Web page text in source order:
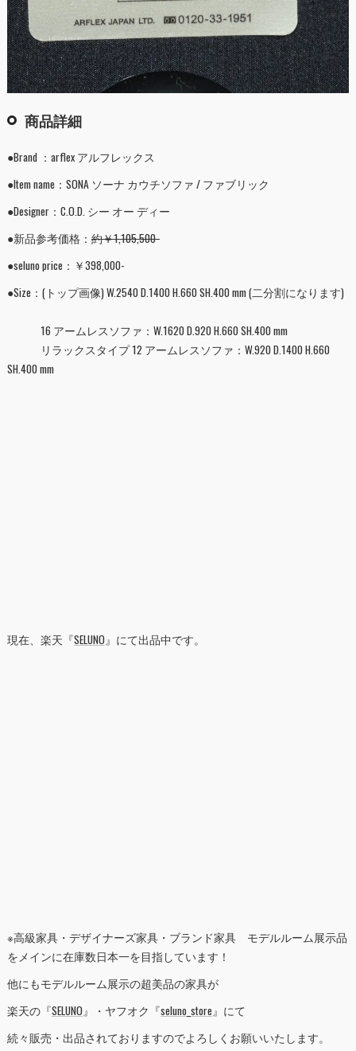
商品詳細
●Brand ：arflex アルフレックス
●Item name：SONA ソーナ カウチソファ / ファブリック
●Designer：C.O.D. シー オー ディー
●新品参考価格： 約￥1,105,500-
●seluno price：￥398,000-
●Size：(トップ画像) W.2540 D.1400 H.660 SH.400 mm (二分割になります)
16 アームレスソファ：W.1620 D.920 H.660 SH.400 mm
リラックスタイプ 12 アームレスソファ：W.920 D.1400 H.660
SH.400 mm
現在、楽天『SELUNO』にて出品中です。
※高級家具・デザイナーズ家具・ブランド家具 モデルルーム展示品
をメインに在庫数日本一を目指しています！
他にもモデルルーム展示の超美品の家具が
楽天の『SELUNO』・ヤフオク『seluno_store』にて
続々販売・出品されておりますのでよろしくお願いいたします。